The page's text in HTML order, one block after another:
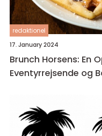
redaktionel
17. January 2024
Brunch Horsens: En
Eventyrrejsende og